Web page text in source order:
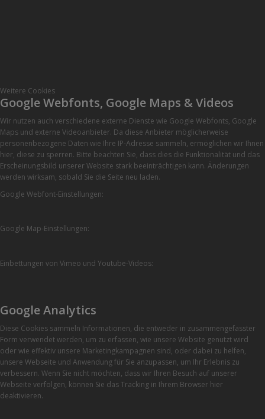
Weitere Cookies
Google Webfonts, Google Maps & Videos
Wir nutzen auch verschiedene externe Dienste wie Google Webfonts, Google
Maps und externe Videoanbieter. Da diese Anbieter möglicherweise
personenbezogene Daten wie Ihre IP-Adresse sammeln, ermöglichen wir Ihnen
hier, diese zu sperren. Bitte beachten Sie, dass dies die Funktionalität und das
Erscheinungsbild unserer Website stark beeinträchtigen kann. Änderungen
werden wirksam, sobald Sie die Seite neu laden.
Google Webfont-Einstellungen:
Google Map-Einstellungen:
Einbettungen von Vimeo und Youtube-Videos:
Google Analytics
Diese Cookies sammeln Informationen, die entweder in zusammengefasster
Form verwendet werden, um zu erfassen, wie unsere Website genutzt wird
oder wie effektiv unsere Marketingkampagnen sind, oder dabei zu helfen,
unsere Webseite und Anwendung für Sie anzupassen, um Ihr Erlebnis zu
verbessern. Wenn Sie nicht möchten, dass wir Ihren Besuch auf unserer
Webseite verfolgen, können Sie das Tracking in Ihrem Browser hier
deaktivieren.